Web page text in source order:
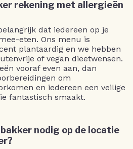
rekening met allergieën
dat iedereen op je
eten. Ons menu is
plantaardig en we hebben
of vegan dieetwensen.
vooraf even aan, dan
om
en iedereen een veilige
fantastisch smaakt.
nodig op de locatie